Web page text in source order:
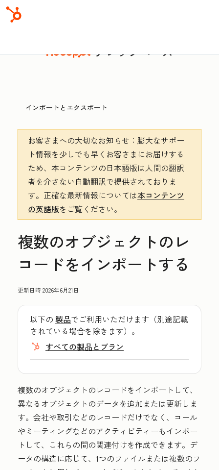
ナレッジベース
インポートとエクスポート
お客さまへの大切なお知らせ ：膨大なサポー
ト情報を少しでも早くお客さまにお届けする
ため、本コンテンツの日本語版は人間の翻訳
者を介さない自動翻訳で提供されておりま
す。 正確な最新情報については本コンテンツ
の英語版をご覧ください。
複数のオブジェクトのレ
コードをインポートする
更新日時2026年6月21日
以下の 製品でご利用いただけます（別途記載
されている場合を除きます）。
すべての製品とプラン
複数のオブジェクトのレコードをインポートして、
異なるオブジェクトのデータを追加または更新しま
す。会社や取引などのレコードだけでなく、コール
やミーティングなどのアクティビティーもインポー
トして、これらの間の関連付けを作成できます。デ
ータの構造に応じて、1つのファイルまたは複数のフ